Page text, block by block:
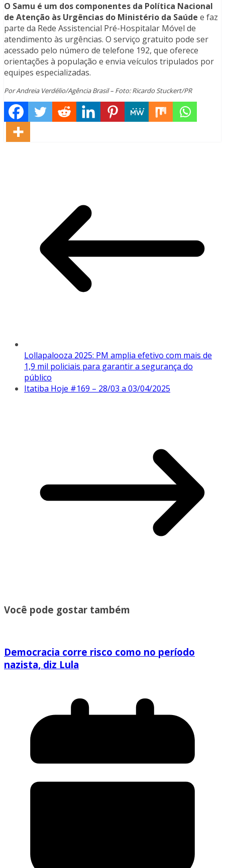
O Samu é um dos componentes da Política Nacional
de Atenção às Urgências do Ministério da Saúde e faz
parte da Rede Assistencial Pré-Hospitalar Móvel de
atendimento às urgências. O serviço gratuito pode ser
acessado pelo número de telefone 192, que oferece
orientações à população e envia veículos tripulados por
equipes especializadas.
Por Andreia Verdélio/Agência Brasil – Foto: Ricardo Stuckert/PR
Lollapalooza 2025: PM amplia efetivo com mais de
1,9 mil policiais para garantir a segurança do
público
Itatiba Hoje #169 – 28/03 a 03/04/2025
Você pode gostar também
Democracia corre risco como no período
nazista, diz Lula